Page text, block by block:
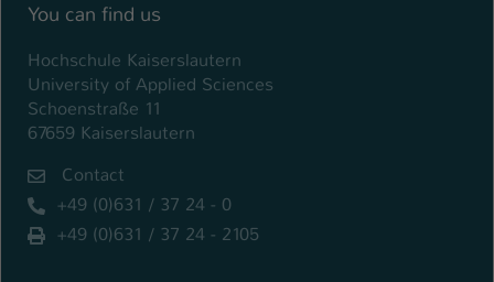
You can find us
Hochschule Kaiserslautern
University of Applied Sciences
Schoenstraße 11
67659 Kaiserslautern
Contact
+49 (0)631 / 37 24 - 0
+49 (0)631 / 37 24 - 2105